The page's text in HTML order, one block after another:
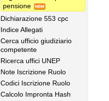
pensione
Dichiarazione 553 cpc
Indice Allegati
Cerca ufficio giudiziario
competente
Ricerca uffici UNEP
Note Iscrizione Ruolo
Codici Iscrizione Ruolo
Calcolo Impronta Hash